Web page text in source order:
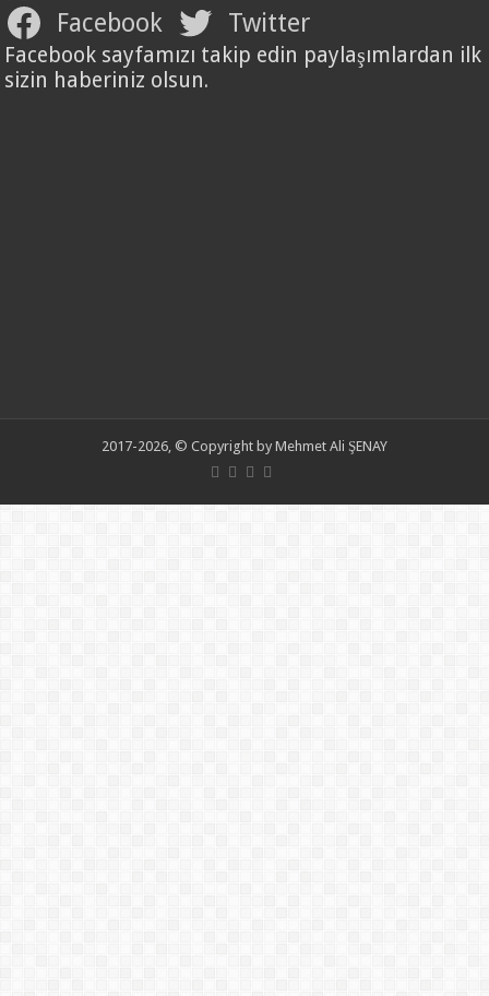
Facebook
Twitter
Facebook sayfamızı takip edin paylaşımlardan ilk
sizin haberiniz olsun.
2017-2026, © Copyright by Mehmet Ali ŞENAY